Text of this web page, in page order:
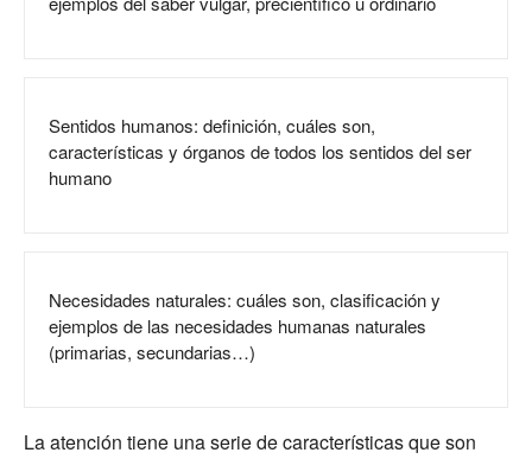
Sentidos humanos: definición, cuáles son,
características y órganos de todos los sentidos del ser
humano
Necesidades naturales: cuáles son, clasificación y
ejemplos de las necesidades humanas naturales
(primarias, secundarias…)
La atención tiene una serie de características que son